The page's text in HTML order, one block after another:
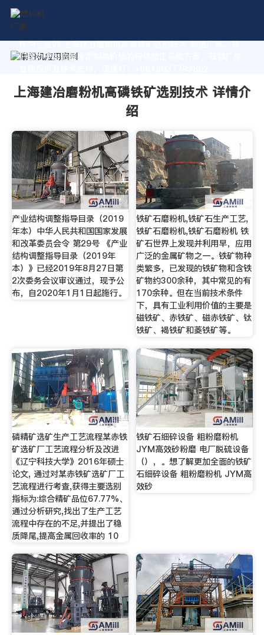
作为专业的 上海建冶磨粉机高磷铁矿选别技术 制造厂家，我
们致力于为您量身定制高价值的粉体加工系统方案。获取厂家
上海建冶磨粉机高磷铁矿选别技术 详情介
绍
产业结构调整指导目录（2019
年本）中华人民共和国国家发展
和改革委员会令 第29号 《产业
结构调整指导目录（2019年
本）》已经2019年8月27日第
2次委务会议审议通过，现予公
布，自2020年1月1日起施行。
铁矿石磨粉机,铁矿石生产工艺,
铁矿石磨粉机,铁矿石磨粉机 铁
矿石世界上发现并利用早，应用
广泛的金属矿物之一。铁矿物种
类繁多，已发现的铁矿物和含铁
矿物约300余种，其中常见的有
170余种。但在当前技术条件
下，具有工业利用价值的主要是
磁铁矿、赤铁矿、磁赤铁矿、钛
铁矿、褐铁矿和菱铁矿等。
磷精矿选矿生产工艺流程某赤铁
矿选矿厂工艺流程分析及改进
《辽宁科技大学》2016年硕士
论文, 通过对某赤铁矿选矿厂工
艺流程进行考查,获得主要选别
指标为:综合精矿品位67.77%、
通过分析研究,找出了生产工艺
流程中存在的不足,并提出了稳
质降尾,提高金属回收率的 10
铁矿石细碎设备 粗粉磨粉机
JYM高效砂粉磨 电厂脱硫设备
（），。想了解更加全面的铁矿
石细碎设备 粗粉磨粉机 JYM高
效砂